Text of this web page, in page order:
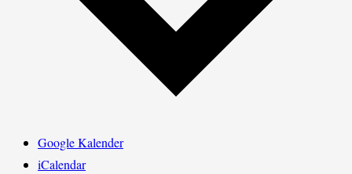
Google Kalender
iCalendar